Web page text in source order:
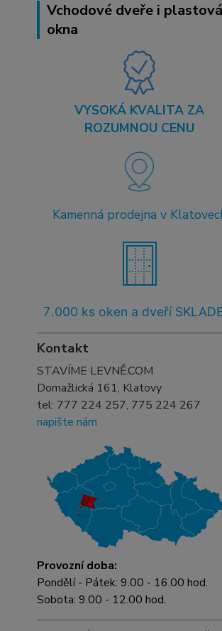
Vchodové dveře i plastová
okna
VYSOKÁ KVALITA ZA
ROZUMNOU CENU
Kamenná prodejna v
7.000 ks oken a dveří
Kontakt
STAVÍME LEVNĚ.COM
Domažlická 161, Klatovy
tel: 777 224 257, 775 224 267
napište nám
Provozní doba:
Pondělí - Pátek: 9.00 - 16.00 hod.
Sobota: 9.00 - 12.00 hod.